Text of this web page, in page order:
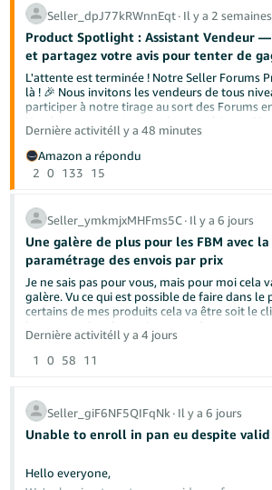
Seller_dpJ77kRWnnEqt∙ Il y a 2 semaines
Product Spotlight : Assistant Vendeur
et partagez votre avis pour tenter de
promotionnel Amazon de 100 € !
L'attente est terminée ! Notre Seller Forums
là ! 🎉 Nous invitons les vendeurs de tous
participer à notre tirage au sort des Forums
Vendeur et en partageant leur expérience.
pourraient non seulement nous aider à
aider un autre vendeur à découvrir quelque
« Aide-moi à vérifier la santé de mon
« J'essaie de vendre dans [catégorie].
exigences de vente et les étapes
compléter ? »
« Peux-tu examiner mon annonce et
recommandations en points ? »
Comment participer :
Essayez l'un des prompts ci-dessus (ou
même !).
amélioreriez.
Dernière activitéIl y a 48 minutes
Amazon a répondu
2 0 133 15
Seller_ymkmjxMHFms5C∙ Il y a 6 jours
Une galère de plus pour les FBM avec
paramétrage des envois par prix
Je ne sais pas pour vous, mais pour moi cela
galère. Vu ce qui est possible de faire dans le
certains de mes produits cela va être soit le
vais encore devoir rogner sur ma marge qui
Avez-vous de votre côté le même souci?
Dernière activitéIl y a 4 jours
1
0 58 11
Seller_giF6NF5QIFqNk∙ Il y a 6 jours
Unable to enroll in pan eu despite
Hello everyone,